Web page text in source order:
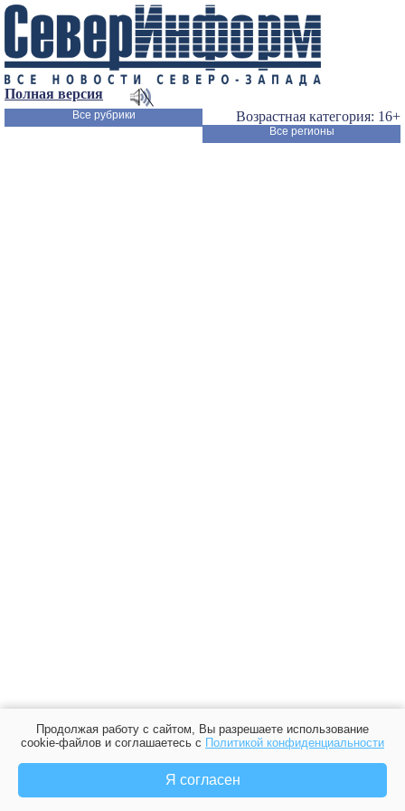
Полная версия
Возрастная категория: 16+
Все рубрики
Все регионы
Продолжая работу с сайтом, Вы разрешаете использование
cookie-файлов и соглашаетесь с Политикой конфиденциальности
Я согласен